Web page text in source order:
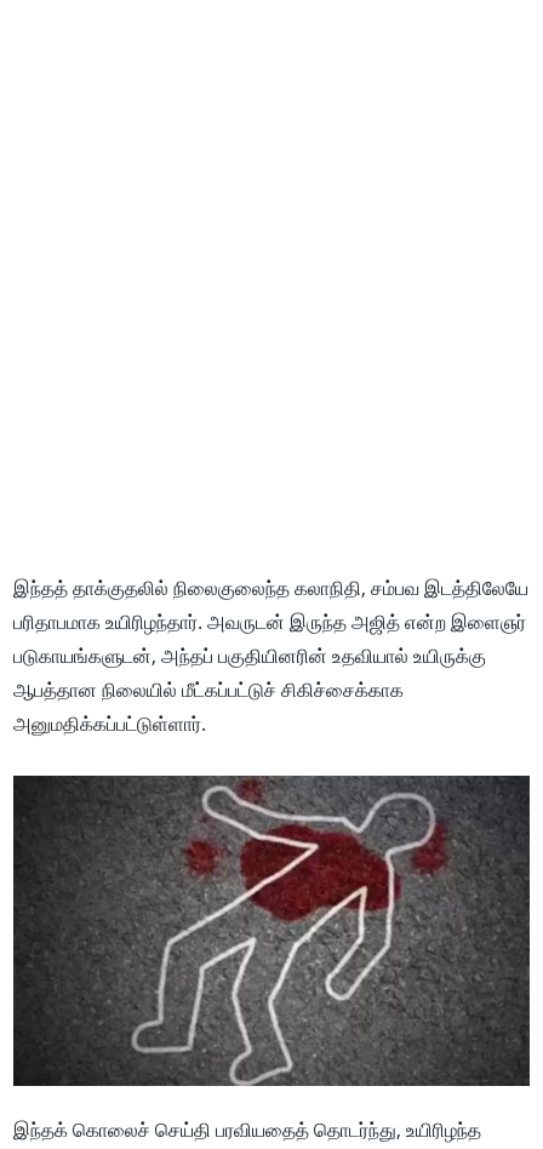
இந்தத் தாக்குதலில் நிலைகுலைந்த கலாநிதி, சம்பவ இடத்திலேயே
பரிதாபமாக உயிரிழந்தார். அவருடன் இருந்த அஜித் என்ற இளைஞர்
படுகாயங்களுடன், அந்தப் பகுதியினரின் உதவியால் உயிருக்கு
ஆபத்தான நிலையில் மீட்கப்பட்டுச் சிகிச்சைக்காக
அனுமதிக்கப்பட்டுள்ளார்.
இந்தக் கொலைச் செய்தி பரவியதைத் தொடர்ந்து, உயிரிழந்த